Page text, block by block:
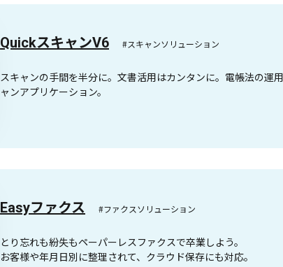
QuickスキャンV6 #スキャンソリューション
スキャンの手間を半分に。文書活用はカンタンに。電帳法の運
ャンアプリケーション。
Easyファクス #ファクスソリューション
とり忘れも紛失もペーパーレスファクスで卒業しよう。
お客様や年月日別に整理されて、クラウド保存にも対応。